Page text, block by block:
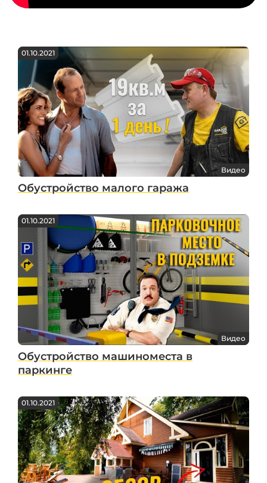
01.10.2021
Видео
Обустройство малого гаража
01.10.2021
Видео
Обустройство машиноместа в
паркинге
01.10.2021